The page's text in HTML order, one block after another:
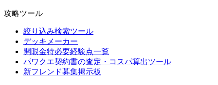
攻略ツール
絞り込み検索ツール
デッキメーカー
開眼金特必要経験点一覧
パワクエ契約書の査定・コスパ算出ツール
新フレンド募集掲示板